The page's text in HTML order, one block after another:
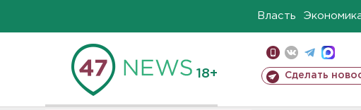
Власть
18+ Сделать